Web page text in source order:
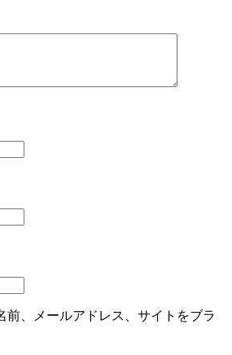
前、メールアドレス、サイトをブラ